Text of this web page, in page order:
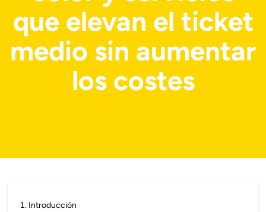
que elevan el ticket
medio sin aumentar
los costes
1. Introducción